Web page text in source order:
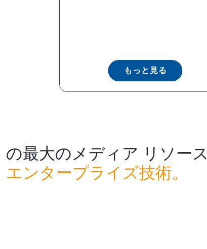
もっと見る
の最大のメディア リソース
エンタープライズ技術。